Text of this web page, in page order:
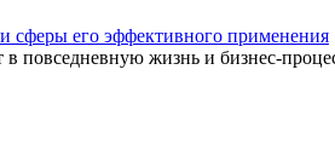
повседневную жизнь и бизнес-